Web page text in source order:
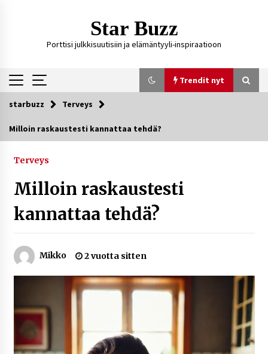
Star Buzz
Porttisi julkkisuutisiin ja elämäntyyli-inspiraatioon
Trendit nyt
Trendit nyt
3 päivää sitten
Matti Koivisto toimittaja ikä – mitä Ylen
4 päivää sitten
Netflix, YouTube, TikTok, pelit ja nettikasinot
1 viikko sitten
starbuzz Terveys
Milloin raskaustesti kannattaa tehdä?
Terveys
Milloin raskaustesti
kannattaa tehdä?
Mikko 2 vuotta sitten